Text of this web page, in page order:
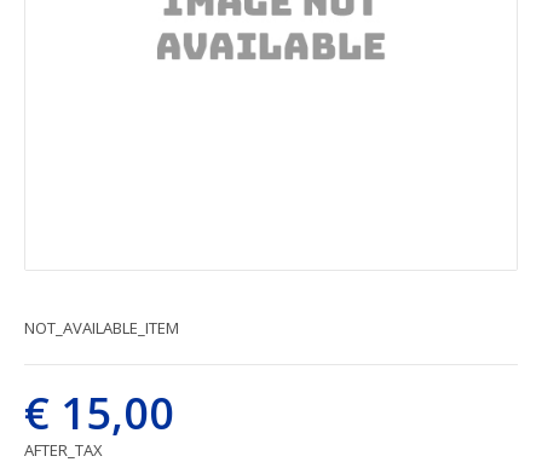
NOT_AVAILABLE_ITEM
€ 15,00
AFTER_TAX